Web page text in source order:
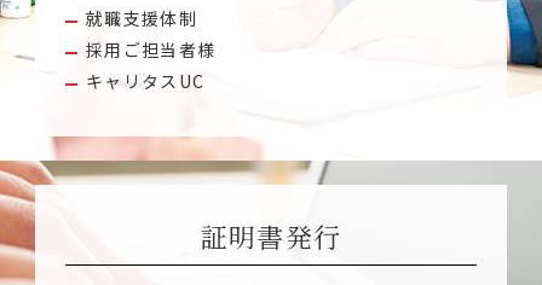
就職支援体制
採用ご担当者様
キャリタスUC
証明書発行